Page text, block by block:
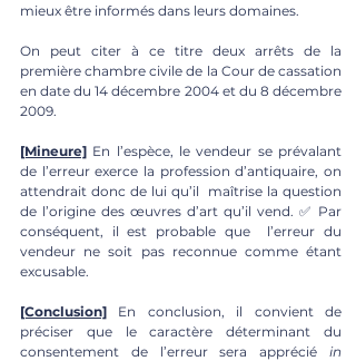
mieux être informés dans leurs domaines.
On peut citer à ce titre deux arrêts de la
première chambre civile de la Cour de cassation
en date du 14 décembre 2004 et du 8 décembre
2009.
[Mineure] En l’espèce, le vendeur se prévalant
de l’erreur exerce la profession d’antiquaire, on
attendrait donc de lui qu’il  maîtrise la question
de l’origine des œuvres d’art qu’il vend. ✅ Par
conséquent, il est probable que  l’erreur du
vendeur ne soit pas reconnue comme étant
excusable.
[Conclusion] En conclusion, il convient de
préciser que le caractère déterminant du
consentement de l’erreur sera apprécié in